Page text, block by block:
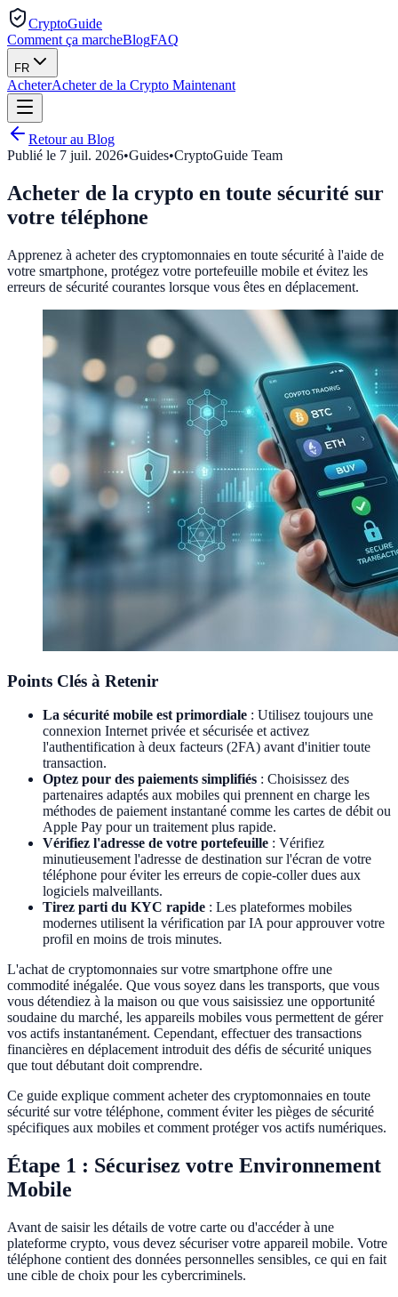
CryptoGuide
Comment ça marcheBlogFAQ
FR
AcheterAcheter de la Crypto Maintenant
Retour au Blog
Publié le 7 juil. 2026•Guides•CryptoGuide Team
Acheter de la crypto en toute sécurité sur
votre téléphone
Apprenez à acheter des cryptomonnaies en toute sécurité à l'aide de
votre smartphone, protégez votre portefeuille mobile et évitez les
erreurs de sécurité courantes lorsque vous êtes en déplacement.
Points Clés à Retenir
La sécurité mobile est primordiale : Utilisez toujours une
connexion Internet privée et sécurisée et activez
l'authentification à deux facteurs (2FA) avant d'initier toute
transaction.
Optez pour des paiements simplifiés : Choisissez des
partenaires adaptés aux mobiles qui prennent en charge les
méthodes de paiement instantané comme les cartes de débit ou
Apple Pay pour un traitement plus rapide.
Vérifiez l'adresse de votre portefeuille : Vérifiez
minutieusement l'adresse de destination sur l'écran de votre
téléphone pour éviter les erreurs de copie-coller dues aux
logiciels malveillants.
Tirez parti du KYC rapide : Les plateformes mobiles
modernes utilisent la vérification par IA pour approuver votre
profil en moins de trois minutes.
L'achat de cryptomonnaies sur votre smartphone offre une
commodité inégalée. Que vous soyez dans les transports, que vous
vous détendiez à la maison ou que vous saisissiez une opportunité
soudaine du marché, les appareils mobiles vous permettent de gérer
vos actifs instantanément. Cependant, effectuer des transactions
financières en déplacement introduit des défis de sécurité uniques
que tout débutant doit comprendre.
Ce guide explique comment acheter des cryptomonnaies en toute
sécurité sur votre téléphone, comment éviter les pièges de sécurité
spécifiques aux mobiles et comment protéger vos actifs numériques.
Étape 1 : Sécurisez votre Environnement
Mobile
Avant de saisir les détails de votre carte ou d'accéder à une
plateforme crypto, vous devez sécuriser votre appareil mobile. Votre
téléphone contient des données personnelles sensibles, ce qui en fait
une cible de choix pour les cybercriminels.